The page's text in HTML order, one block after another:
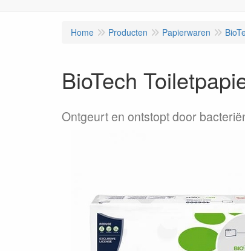
Home Producten Papierwaren
BioTech
Ontgeurt en ontstopt door